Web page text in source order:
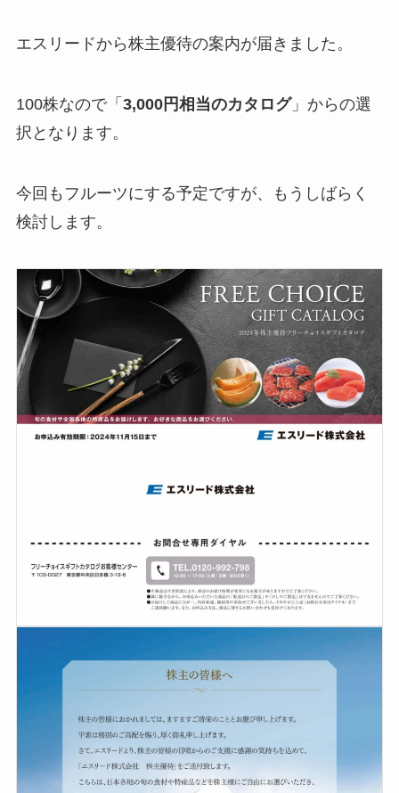
エスリードから株主優待の案内が届きました。
100株なので「 3,000円相当のカタログ」からの選
択となります。
今回もフルーツにする予定ですが、もうしばらく
検討します。